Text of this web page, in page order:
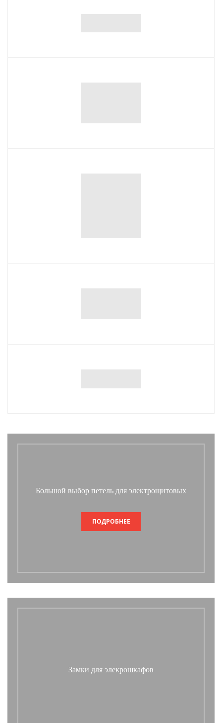
Большой выбор петель для электрощитовых
ПОДРОБНЕЕ
Замки для элекрошкафов